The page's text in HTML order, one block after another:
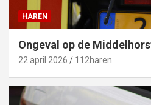
HAREN
Ongeval op de
22 april 2026 112haren